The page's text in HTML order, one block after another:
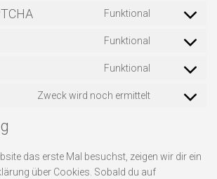
service
google-
Funktional
Consent
service
google-
Funktional
Consent
service
facebook
Funktional
Consent
service
Zweck wird noch ermittelt
Consent
das erste Mal besuchst, zeigen wir dir ein
über Cookies. Sobald du auf